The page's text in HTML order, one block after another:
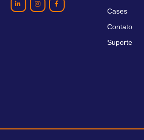
Cases
Contato
Suporte